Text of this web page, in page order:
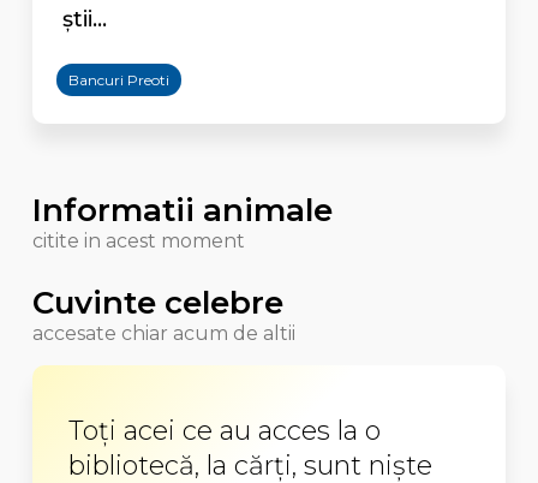
știi...
Bancuri Preoti
Informatii animale
citite in acest moment
Cuvinte celebre
accesate chiar acum de altii
Toţi acei ce au acces la o
bibliotecă, la cărţi, sunt nişte